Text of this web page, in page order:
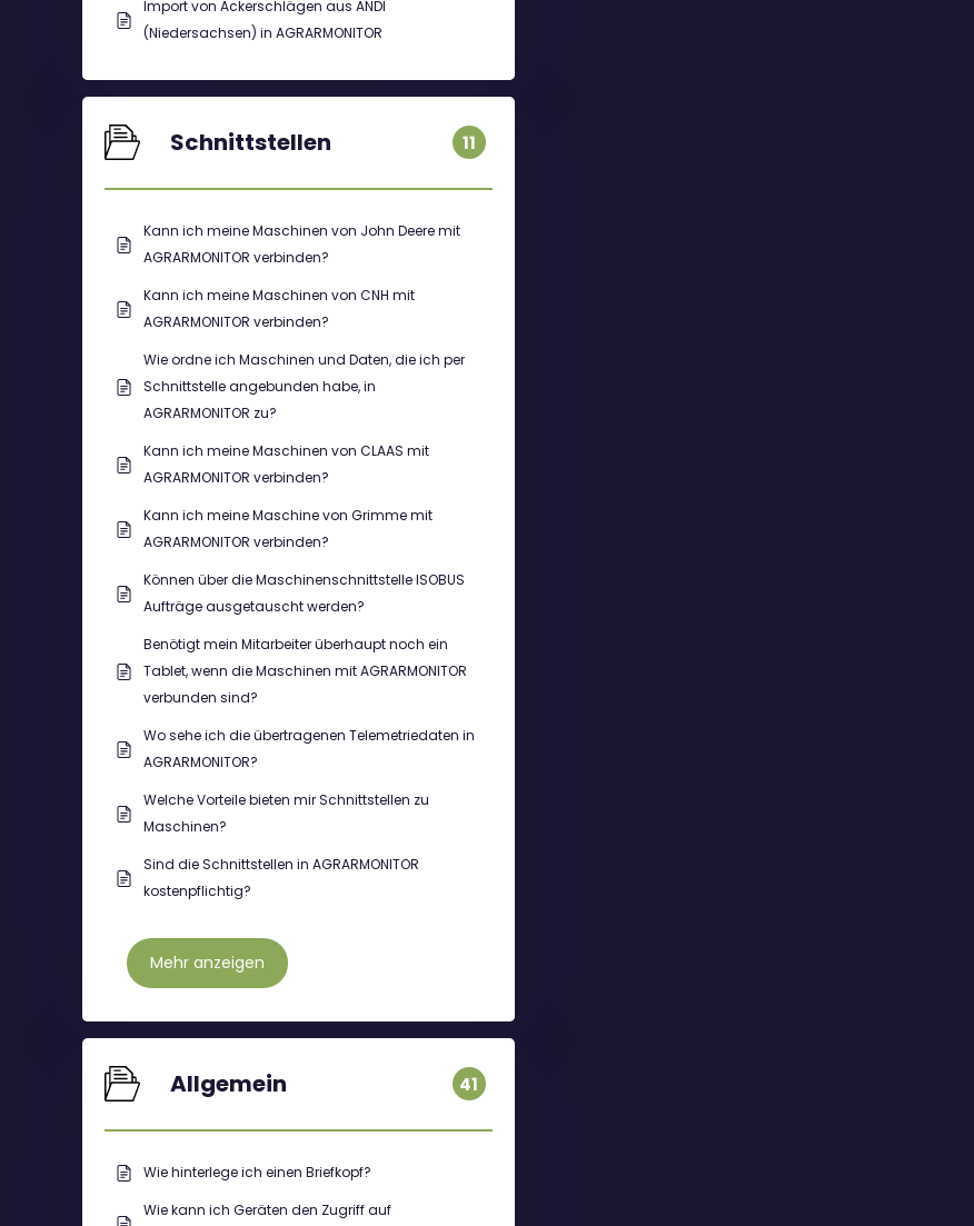
Import von Ackerschlägen aus ANDI
(Niedersachsen) in AGRARMONITOR
Schnittstellen 11
Kann ich meine Maschinen von John Deere mit
AGRARMONITOR verbinden?
Kann ich meine Maschinen von CNH mit
AGRARMONITOR verbinden?
Wie ordne ich Maschinen und Daten, die ich per
Schnittstelle angebunden habe, in
AGRARMONITOR zu?
Kann ich meine Maschinen von CLAAS mit
AGRARMONITOR verbinden?
Kann ich meine Maschine von Grimme mit
AGRARMONITOR verbinden?
Können über die Maschinenschnittstelle ISOBUS
Aufträge ausgetauscht werden?
Benötigt mein Mitarbeiter überhaupt noch ein
Tablet, wenn die Maschinen mit AGRARMONITOR
verbunden sind?
Wo sehe ich die übertragenen Telemetriedaten in
AGRARMONITOR?
Welche Vorteile bieten mir Schnittstellen zu
Maschinen?
Sind die Schnittstellen in AGRARMONITOR
kostenpflichtig?
Mehr anzeigen
Allgemein 41
Wie hinterlege ich einen Briefkopf?
Wie kann ich Geräten den Zugriff auf